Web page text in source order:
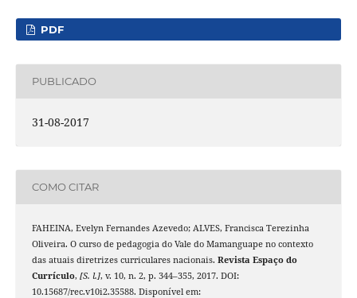
PDF
PUBLICADO
31-08-2017
COMO CITAR
FAHEINA, Evelyn Fernandes Azevedo; ALVES, Francisca Terezinha
Oliveira. O curso de pedagogia do Vale do Mamanguape no contexto
das atuais diretrizes curriculares nacionais. Revista Espaço do
Currículo, [S. l.], v. 10, n. 2, p. 344–355, 2017. DOI:
10.15687/rec.v10i2.35588. Disponível em: